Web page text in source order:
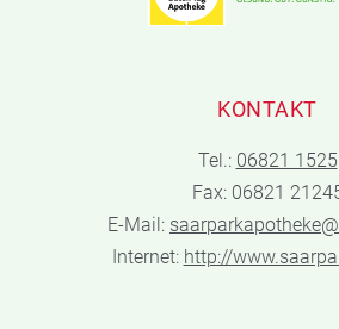
KONTAKT
Tel.: 06821 1525
Fax: 06821
E-Mail:
Internet: http://